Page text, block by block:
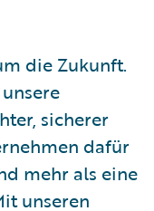
die Zukunft.
sicherer
dafür
mehr als eine
unseren